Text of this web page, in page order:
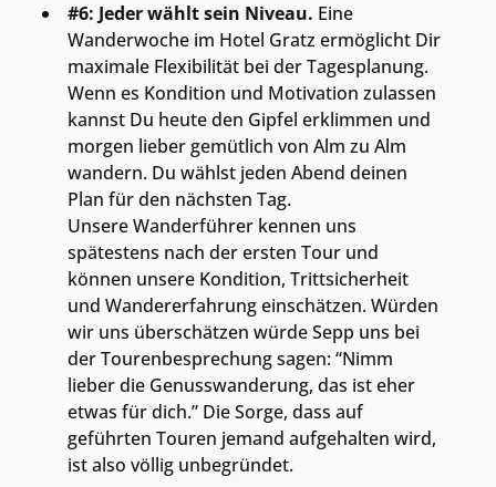
#6: Jeder wählt sein Niveau. Eine
Wanderwoche im Hotel Gratz ermöglicht Dir
maximale Flexibilität bei der Tagesplanung.
Wenn es Kondition und Motivation zulassen
kannst Du heute den Gipfel erklimmen und
morgen lieber gemütlich von Alm zu Alm
wandern. Du wählst jeden Abend deinen
Plan für den nächsten Tag.
Unsere Wanderführer kennen uns
spätestens nach der ersten Tour und
können unsere Kondition, Trittsicherheit
und Wandererfahrung einschätzen. Würden
wir uns überschätzen würde Sepp uns bei
der Tourenbesprechung sagen: “Nimm
lieber die Genusswanderung, das ist eher
etwas für dich.” Die Sorge, dass auf
geführten Touren jemand aufgehalten wird,
ist also völlig unbegründet.